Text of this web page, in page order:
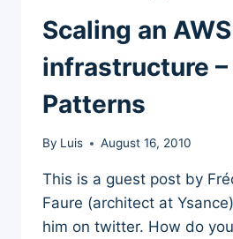
Scaling an AWS
infrastructure –
Patterns
By Luis August 16, 2010
This is a guest post by
Faure (architect at
him on twitter. How do